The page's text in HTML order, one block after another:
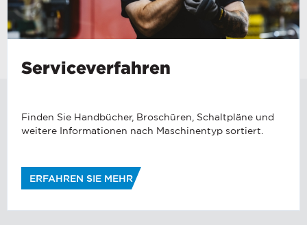
Serviceverfahren
Finden Sie Handbücher, Broschüren, Schaltpläne und
weitere Informationen nach Maschinentyp sortiert.
ERFAHREN SIE MEHR